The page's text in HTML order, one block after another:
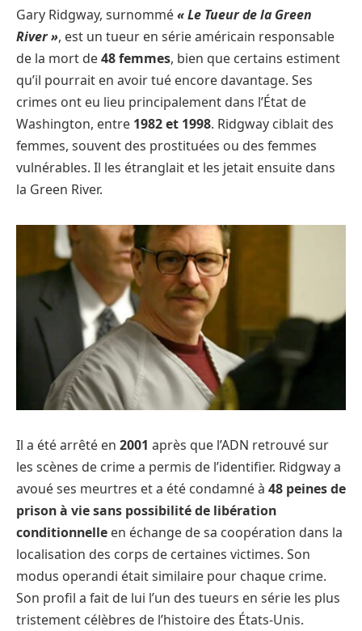
Gary Ridgway, surnommé« Le Tueur de la Green
River », est un tueur en série américain responsable
de la mort de48 femmes, bien que certains estiment
qu’il pourrait en avoir tué encore davantage. Ses
crimes ont eu lieu principalement dans l’État de
Washington, entre 1982 et 1998. Ridgway ciblait des
femmes, souvent des prostituées ou des femmes
vulnérables. Il les étranglait et les jetait ensuite dans
la Green River.
Il a été arrêté en 2001 après que l’ADN retrouvé sur
les scènes de crime a permis de l’identifier. Ridgway a
avoué ses meurtres et a été condamné à 48 peines de
prison à vie sans possibilité de libération
conditionnelle en échange de sa coopération dans la
localisation des corps de certaines victimes. Son
modus operandi était similaire pour chaque crime.
Son profil a fait de lui l’un des tueurs en série les plus
tristement célèbres de l’histoire des États-Unis.